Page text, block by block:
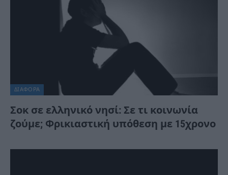
ΔΙΆΦΟΡΑ
Σοκ σε ελληνικό νησί: Σε τι κοινωνία
ζούμε; Φρικιαστική υπόθεση με 15χρονο